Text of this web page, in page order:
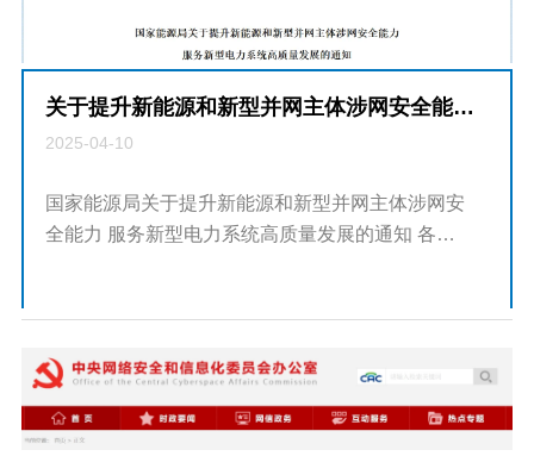
关于提升新能源和新型并网主体涉网安全能力服务新型电力系统高质量发展的通知
2025-04-10
国家能源局关于提升新能源和新型并网主体涉网安
全能力 服务新型电力系统高质量发展的通知 各省
市管理委，各派出机...